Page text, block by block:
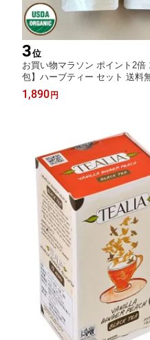
3位
お買い物マラソン ポイント2
包】ハーブティー セット 送料
健康 ティーバッグ おしゃれ ハ
レゼント 免疫 カモミール ペパ
1,890円